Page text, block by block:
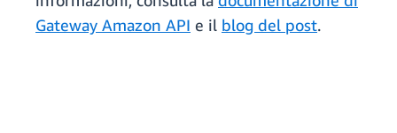
Gateway Amazon API e il blog del post.